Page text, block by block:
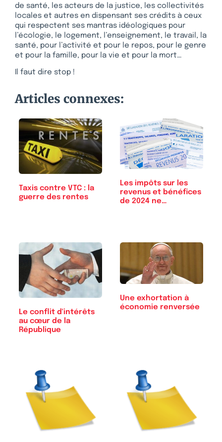
de santé, les acteurs de la justice, les collectivités
locales et autres en dispensant ses crédits à ceux
qui respectent ses mantras idéologiques pour
l’écologie, le logement, l’enseignement, le travail, la
santé, pour l’activité et pour le repos, pour le genre
et pour la famille, pour la vie et pour la mort…
Il faut dire stop !
Articles connexes:
Taxis contre VTC : la
guerre des rentes
Les impôts sur les
revenus et bénéfices
de 2024 ne…
Le conflit d'intérêts
au cœur de la
République
Une exhortation à
économie renversée